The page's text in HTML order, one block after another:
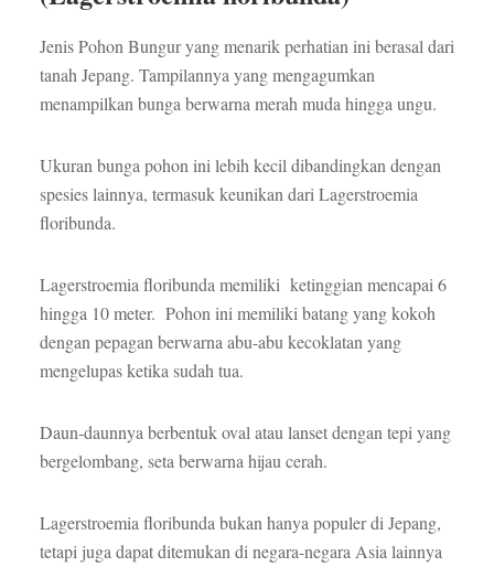
Jenis Pohon Bungur yang menarik perhatian ini berasal dari
tanah Jepang. Tampilannya yang mengagumkan
menampilkan bunga berwarna merah muda hingga ungu.
Ukuran bunga pohon ini lebih kecil dibandingkan dengan
spesies lainnya, termasuk keunikan dari Lagerstroemia
floribunda.
Lagerstroemia floribunda memiliki ketinggian mencapai 6
hingga 10 meter. Pohon ini memiliki batang yang kokoh
dengan pepagan berwarna abu-abu kecoklatan yang
mengelupas ketika sudah tua.
Daun-daunnya berbentuk oval atau lanset dengan tepi yang
bergelombang, seta berwarna hijau cerah.
Lagerstroemia floribunda bukan hanya populer di Jepang,
tetapi juga dapat ditemukan di negara-negara Asia lainnya